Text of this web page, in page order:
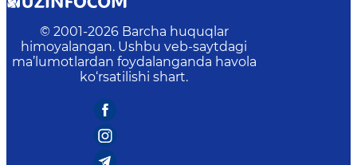
© 2001-2026 Barcha huquqlar
himoyalangan. Ushbu veb-saytdagi
ma’lumotlardan foydalanganda havola
ko‘rsatilishi shart.